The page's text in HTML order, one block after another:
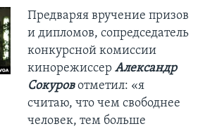
Предваряя вручение призов
и дипломов, сопредседатель
конкурсной комиссии
кинорежиссер Александр
Сокуровотметил: «я
считаю, что чем свободнее
человек, тем больше